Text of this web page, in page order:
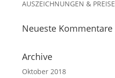
AUSZEICHNUNGEN & PREISE
Neueste Kommentare
Archive
Oktober 2018